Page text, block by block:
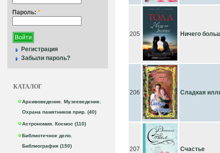
Пароль: *
Регистрация
Забыли пароль?
КАТАЛОГ
Архивоведение. Музееведение.
Охрана памятников прир. (40)
Астрономия. Космос (110)
Библиотечное дело.
Библиография (150)
205 Ничего
206 Сладкая
207 Счастье